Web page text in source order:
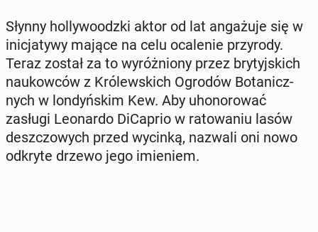
Słynny hol­ly­wo­odz­ki aktor od lat an­ga­żu­je się w
ini­cja­ty­wy mające na celu oca­le­nie przy­ro­dy.
Teraz został za to wy­róż­nio­ny przez bry­tyj­skich
na­ukow­ców z Kró­lew­skich Ogrodów Bo­ta­nicz­
nych w lon­dyń­skim Kew. Aby uho­no­ro­wać
zasługi Le­onar­do Di­Ca­prio w ra­to­wa­niu lasów
desz­czo­wych przed wycinką, nazwali oni nowo
odkryte drzewo jego imie­niem.